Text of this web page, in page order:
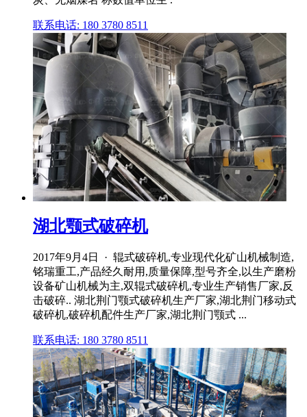
联系电话: 180 3780 8511
湖北颚式破碎机
2017年9月4日 · 辊式破碎机,专业现代化矿山机械制造,
铭瑞重工,产品经久耐用,质量保障,型号齐全,以生产磨粉
设备矿山机械为主,双辊式破碎机,专业生产销售厂家,反
击破碎.. 湖北荆门颚式破碎机生产厂家,湖北荆门移动式
破碎机,破碎机配件生产厂家,湖北荆门颚式 ...
联系电话: 180 3780 8511